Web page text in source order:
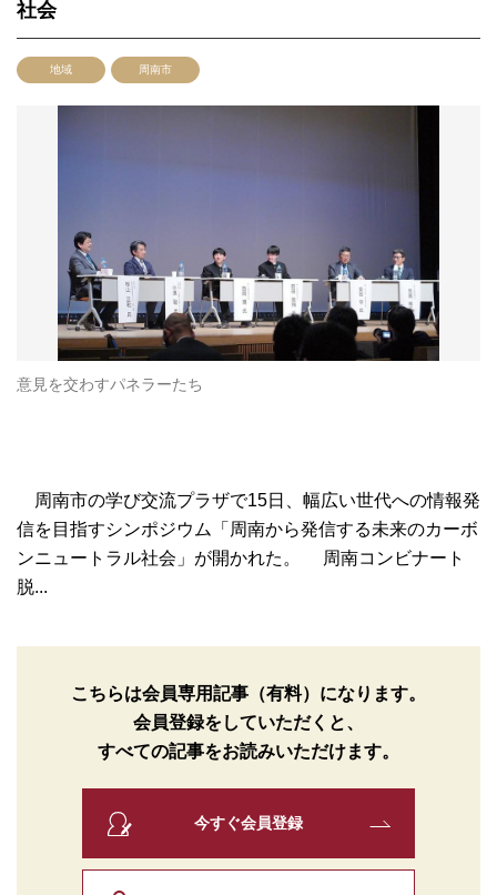
社会
地域 周南市
意見を交わすパネラーたち
周南市の学び交流プラザで15日、幅広い世代への情報発
信を目指すシンポジウム「周南から発信する未来のカーボ
ンニュートラル社会」が開かれた。 周南コンビナート
脱...
こちらは会員専用記事（有料）になります。
会員登録をしていただくと、
すべての記事をお読みいただけます。
今すぐ会員登録